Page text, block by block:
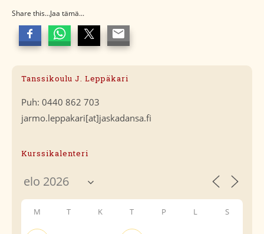
Share this...Jaa tämä...
Tanssikoulu J. Leppäkari
Puh: 0440 862 703
jarmo.leppakari[at]jaskadansa.fi
Kurssikalenteri
M T K T P L S